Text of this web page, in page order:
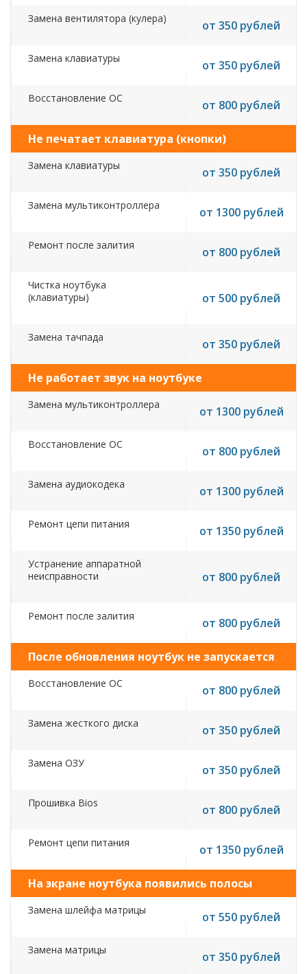
Замена вентилятора (кулера) от 350 рублей
Замена клавиатуры от 350 рублей
Восстановление ОС от 800 рублей
Не печатает клавиатура (кнопки)
Замена клавиатуры от 350 рублей
Замена мультиконтроллера от 1300 рублей
Ремонт после залития от 800 рублей
Чистка ноутбука
(клавиатуры)
от 500 рублей
Замена тачпада от 350 рублей
Не работает звук на ноутбуке
Замена мультиконтроллера от 1300 рублей
Восстановление ОС от 800 рублей
Замена аудиокодека от 1300 рублей
Ремонт цепи питания от 1350 рублей
Устранение аппаратной
неисправности
от 800 рублей
Ремонт после залития от 800 рублей
После обновления ноутбук не запускается
Восстановление ОС от 800 рублей
Замена жесткого диска от 350 рублей
Замена ОЗУ от 350 рублей
Прошивка Bios от 800 рублей
Ремонт цепи питания от 1350 рублей
На экране ноутбука появились полосы
Замена шлейфа матрицы от 550 рублей
Замена матрицы от 350 рублей